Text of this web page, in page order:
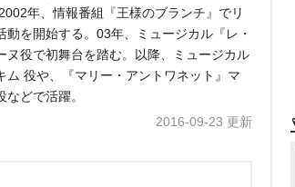
年、情報番組『王様のブランチ』でリ
動を開始する。03年、ミュージカル『レ・
ヌ役で初舞台を踏む。以降、ミュージカル
ム 役や、『マリー・アントワネット』マ
どで活躍。
2016-09-23 更新